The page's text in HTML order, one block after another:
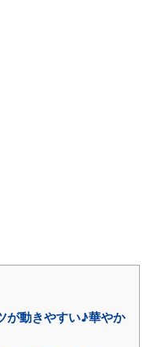
が動きやすい♪華やか